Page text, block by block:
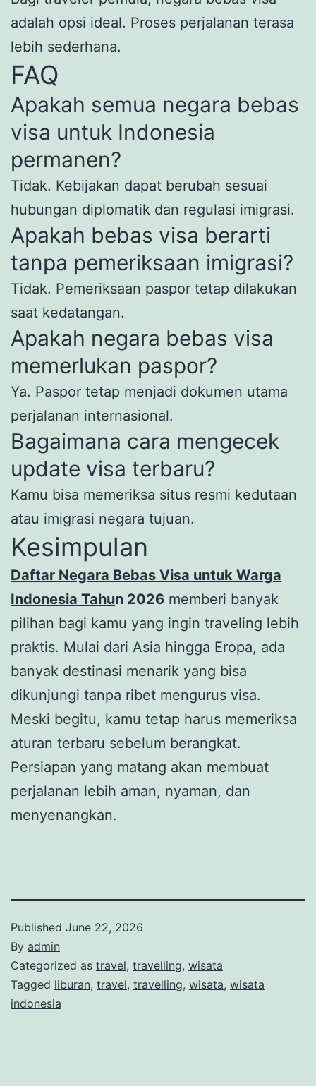
adalah opsi ideal. Proses perjalanan terasa
lebih sederhana.
FAQ
Apakah semua negara bebas
visa untuk Indonesia
permanen?
Tidak. Kebijakan dapat berubah sesuai
hubungan diplomatik dan regulasi imigrasi.
Apakah bebas visa berarti
tanpa pemeriksaan imigrasi?
Tidak. Pemeriksaan paspor tetap dilakukan
saat kedatangan.
Apakah negara bebas visa
memerlukan paspor?
Ya. Paspor tetap menjadi dokumen utama
perjalanan internasional.
Bagaimana cara mengecek
update visa terbaru?
Kamu bisa memeriksa situs resmi kedutaan
atau imigrasi negara tujuan.
Kesimpulan
Daftar Negara Bebas Visa untuk Warga
Indonesia Tahun 2026 memberi banyak
pilihan bagi kamu yang ingin traveling lebih
praktis. Mulai dari Asia hingga Eropa, ada
banyak destinasi menarik yang bisa
dikunjungi tanpa ribet mengurus visa.
Meski begitu, kamu tetap harus memeriksa
aturan terbaru sebelum berangkat.
Persiapan yang matang akan membuat
perjalanan lebih aman, nyaman, dan
menyenangkan.
Published June 22, 2026
By admin
Categorized as travel, travelling, wisata
Tagged liburan, travel, travelling, wisata, wisata
indonesia